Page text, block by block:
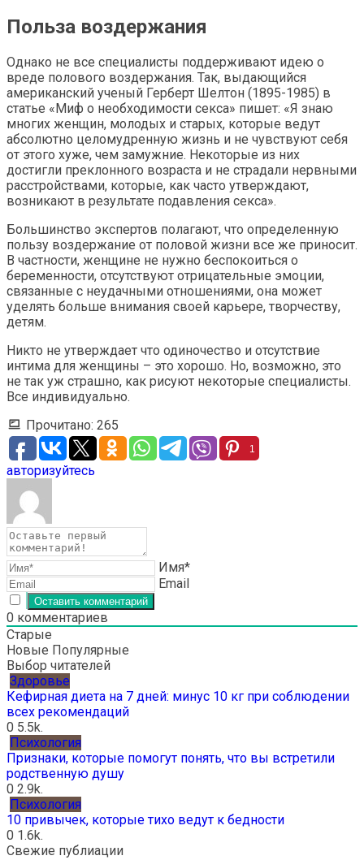
Польза воздержания
Однако не все специалисты поддерживают идею о
вреде полового воздержания. Так, выдающийся
американский ученый Герберт Шелтон (1895-1985) в
статье «Миф о необходимости секса» пишет: «Я знаю
многих женщин, молодых и старых, которые ведут
абсолютно целомудренную жизнь и не чувствуют себя
от этого хуже, чем замужние. Некоторые из них
достигли преклонного возраста и не страдали нервными
расстройствами, которые, как часто утверждают,
возникают в результате подавления секса».
Большинство экспертов полагают, что определенную
пользу воздержание от половой жизни все же приносит.
В частности, женщине не нужно беспокоиться о
беременности, отсутствуют отрицательные эмоции,
связанные с неудачными отношениями, она может
уделять больше внимания своей карьере, творчеству,
детям.
Никто не утверждает что одиночество и отсутствие
интима для женщины – это хорошо. Но, возможно, это
не так уж страшно, как рисуют некоторые специалисты.
Все индивидуально.
Прочитано: 265
1
авторизуйтесь
Имя*
Email
0 комментариев
Старые
Новые Популярные
Выбор читателей
Здоровье
Кефирная диета на 7 дней: минус 10 кг при соблюдении
всех рекомендаций
0 5.5k.
Психология
Признаки, которые помогут понять, что вы встретили
родственную душу
0 2.9k.
Психология
10 привычек, которые тихо ведут к бедности
0 1.6k.
Свежие публиации